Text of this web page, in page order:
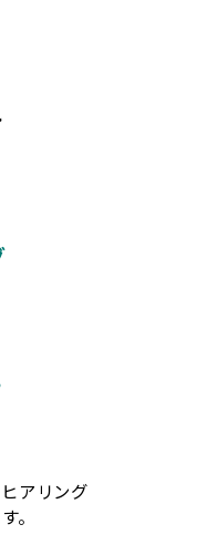
アリング
。